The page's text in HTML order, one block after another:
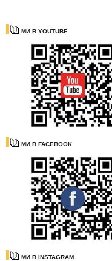
МИ В YOUTUBE
МИ В FACEBOOK
МИ В INSTAGRAM